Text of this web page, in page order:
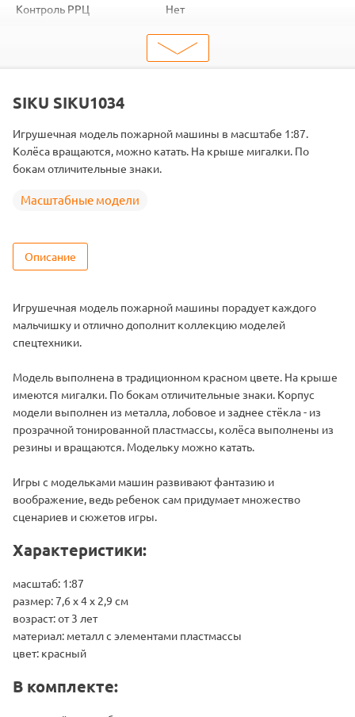
Контроль РРЦ
Нет
0.0109
4006874010349
Масштаб
SIKU SIKU1034
Игрушечная модель пожарной машины в масштабе 1:87.
Колёса вращаются, можно катать. На крыше мигалки. По
бокам отличительные знаки.
Масштабные модели
Описание
Игрушечная модель пожарной машины порадует каждого
мальчишку и отлично дополнит коллекцию моделей
спецтехники.
Модель выполнена в традиционном красном цвете. На крыше
имеются мигалки. По бокам отличительные знаки. Корпус
модели выполнен из металла, лобовое и заднее стёкла - из
прозрачной тонированной пластмассы, колёса выполнены из
резины и вращаются. Модельку можно катать.
Игры с модельками машин развивают фантазию и
воображение, ведь ребенок сам придумает множество
сценариев и сюжетов игры.
Характеристики:
масштаб: 1:87
размер: 7,6 х 4 х 2,9 см
возраст: от 3 лет
материал: металл с элементами пластмассы
цвет: красный
В комплекте: